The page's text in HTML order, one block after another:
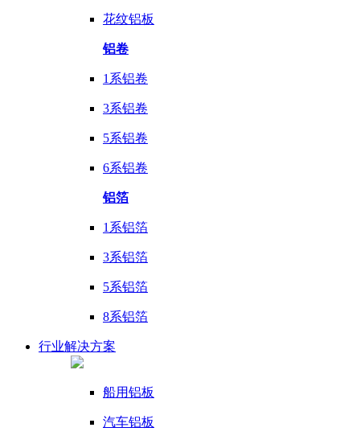
花纹铝板
铝卷
1系铝卷
3系铝卷
5系铝卷
6系铝卷
铝箔
1系铝箔
3系铝箔
5系铝箔
8系铝箔
行业解决方案
船用铝板
汽车铝板